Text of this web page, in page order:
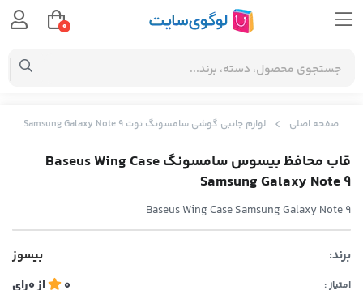
صفحه اصلی لوازم جانبی گوشی سامسونگ نوت Samsung Galaxy Note 9
قاب محافظ بیسوس سامسونگ Baseus Wing Case
Samsung Galaxy Note 9
Baseus Wing Case Samsung Galaxy Note 9
برند: بیسوز
امتیاز : 0 از0رای
0